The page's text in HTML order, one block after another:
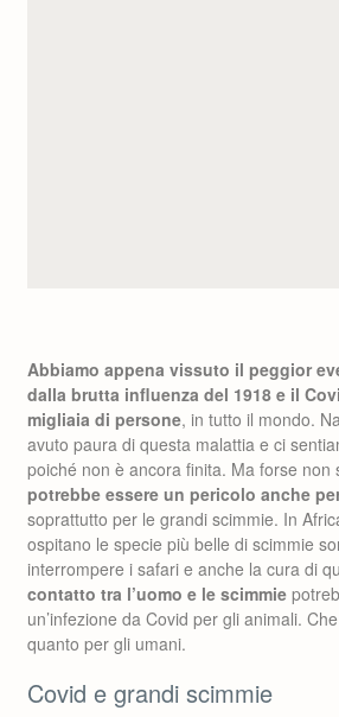
Abbiamo appena vissuto il peggior
dalla brutta influenza del 1918 e il
migliaia di persone, in tutto il mondo.
avuto paura di questa malattia e ci
poiché non è ancora finita. Ma forse non
potrebbe essere un pericolo anche
soprattutto per le grandi scimmie. In
ospitano le specie più belle di scimmie
interrompere i safari e anche la cura di
contatto tra l’uomo e le scimmie
un’infezione da Covid per gli animali.
quanto per gli umani.
Covid e grandi scimmie